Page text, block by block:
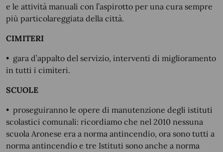
e le attività manuali con l’aspirotto per una cura sempre
più particolareggiata della città.
CIMITERI
• gara d’appalto del servizio, interventi di miglioramento
in tutti i cimiteri.
SCUOLE
• proseguiranno le opere di manutenzione degli istituti
scolastici comunali: ricordiamo che nel 2010 nessuna
scuola Aronese era a norma antincendio, ora sono tutti a
norma antincendio e tre Istituti sono anche a norma